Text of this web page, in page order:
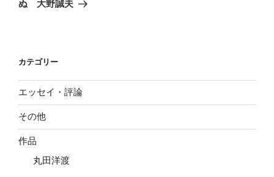
ぬ 大野誠夫
カテゴリー
エッセイ・評論
その他
作品
丸田洋渡